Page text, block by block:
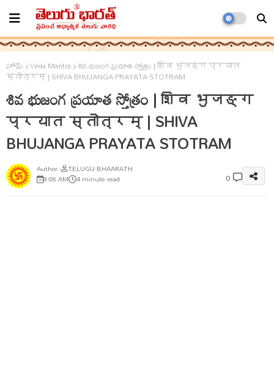
హోమ్ Veda Mantra శివ భుజంగ ప్రయాత స్తోత్రం | शिव भुजङ्ग प्रयात
स्तोत्रम् | SHIVA BHUJANGA PRAYATA STOTRAM
శివ భుజంగ ప్రయాత స్తోత్రం | शिव भुजङ्ग
प्रयात स्तोत्रम् | SHIVA
BHUJANGA PRAYATA STOTRAM
TELUGU BHAARATH
8:06 AM 4 minute read 0